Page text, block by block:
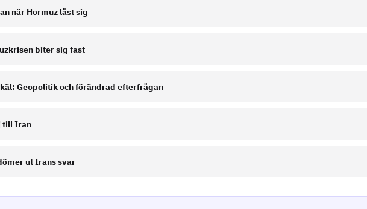
när Hormuz låst sig
biter sig fast
Geopolitik och förändrad efterfrågan
till Iran
ut Irans svar